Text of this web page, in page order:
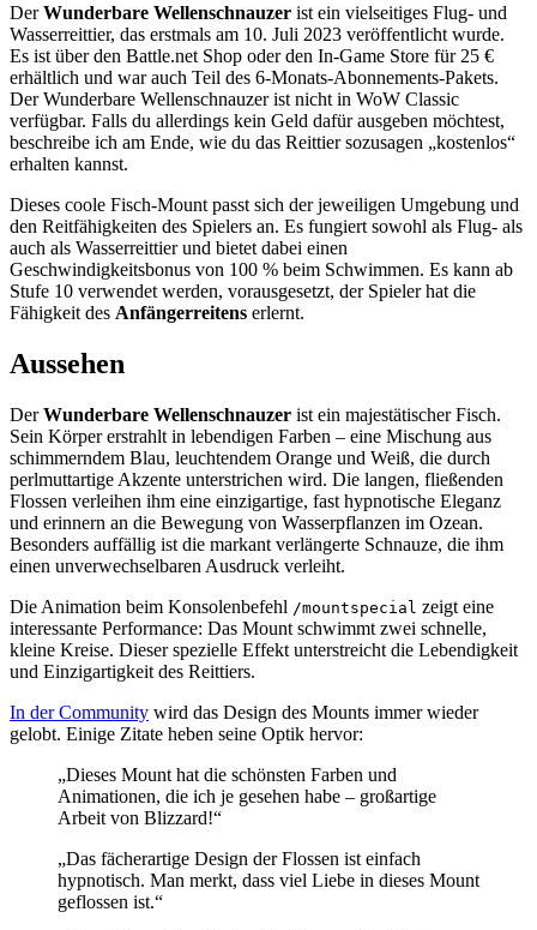
Wavewhisker)
DerWunderbare Wellenschnauzer ist ein vielseitiges Flug- und
Wasserreittier, das erstmals am 10. Juli 2023 veröffentlicht wurde.
Es ist über den Battle.net Shop oder den In-Game Store für 25 €
erhältlich und war auch Teil des 6-Monats-Abonnements-Pakets.
Der Wunderbare Wellenschnauzer ist nicht in WoW Classic
verfügbar. Falls du allerdings kein Geld dafür ausgeben möchtest,
beschreibe ich am Ende, wie du das Reittier sozusagen „kostenlos“
erhalten kannst.
Dieses coole Fisch-Mount passt sich der jeweiligen Umgebung und
den Reitfähigkeiten des Spielers an. Es fungiert sowohl als Flug- als
auch als Wasserreittier und bietet dabei einen
Geschwindigkeitsbonus von 100 % beim Schwimmen. Es kann ab
Stufe 10 verwendet werden, vorausgesetzt, der Spieler hat die
Fähigkeit des Anfängerreitens erlernt.
Aussehen
DerWunderbare Wellenschnauzer ist ein majestätischer Fisch.
Sein Körper erstrahlt in lebendigen Farben – eine Mischung aus
schimmerndem Blau, leuchtendem Orange und Weiß, die durch
perlmuttartige Akzente unterstrichen wird. Die langen, fließenden
Flossen verleihen ihm eine einzigartige, fast hypnotische Eleganz
und erinnern an die Bewegung von Wasserpflanzen im Ozean.
Besonders auffällig ist die markant verlängerte Schnauze, die ihm
einen unverwechselbaren Ausdruck verleiht.
Die Animation beim Konsolenbefehl /mountspecial zeigt eine
interessante Performance: Das Mount schwimmt zwei schnelle,
kleine Kreise. Dieser spezielle Effekt unterstreicht die Lebendigkeit
und Einzigartigkeit des Reittiers.
In der Community wird das Design des Mounts immer wieder
gelobt. Einige Zitate heben seine Optik hervor:
„Dieses Mount hat die schönsten Farben und
Animationen, die ich je gesehen habe – großartige
Arbeit von Blizzard!“
„Das fächerartige Design der Flossen ist einfach
hypnotisch. Man merkt, dass viel Liebe in dieses Mount
geflossen ist.“